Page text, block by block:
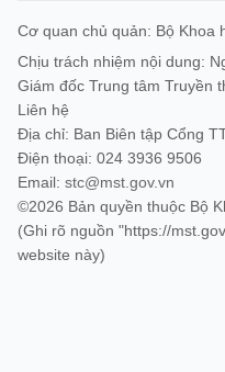
Cơ quan chủ quản: Bộ Khoa
Chịu trách nhiệm nội dung:
Giám đốc Trung tâm Truyền
Liên hệ
Địa chỉ: Ban Biên tập Cổng
Điện thoại: 024 3936 9506
Email: stc@mst.gov.vn
©2026 Bản quyền thuộc Bộ
(Ghi rõ nguồn "https://
website này)